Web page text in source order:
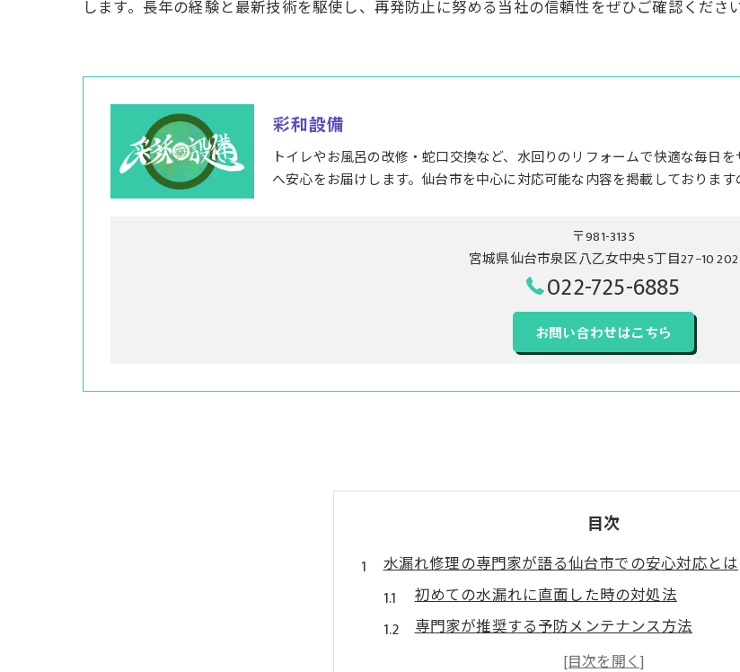
します。長年の経験と最新技術を駆使し、再発防止に努める当社の信頼性をぜひご確認くださ
彩和設備
トイレやお風呂の改修・蛇口交換など、水回りのリフォームで快適な毎日
へ安心をお届けします。仙台市を中心に対応可能な内容を掲載しております
〒981-3135
宮城県仙台市泉区八乙女中央5丁目27−10 202
022-725-6885
お問い合わせはこちら
目次
水漏れ修理の専門家が語る仙台市での安心対応とは
初めての水漏れに直面した時の対処法
専門家が推奨する予防メンテナンス方法
仙台市の気候が引き起こす水漏れの原因